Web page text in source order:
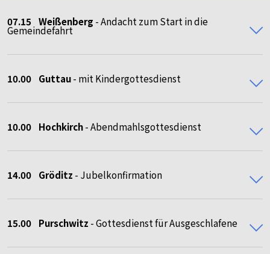
07.15 Weißenberg - Andacht zum Start in die
Gemeindefahrt
10.00 Guttau- mit Kindergottesdienst
10.00 Hochkirch- Abendmahlsgottesdienst
14.00 Gröditz - Jubelkonfirmation
15.00 Purschwitz - Gottesdienst für Ausgeschlafene